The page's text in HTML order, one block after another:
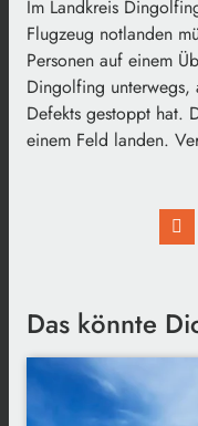
Im Landkreis
Flugzeug notlanden
Personen auf einem
Dingolfing unterwegs,
Defekts gestoppt hat.
einem Feld landen.
Das könnte